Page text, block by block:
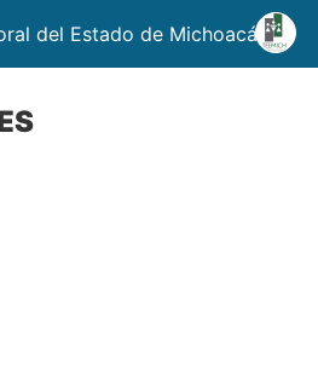
del Estado de Michoacán